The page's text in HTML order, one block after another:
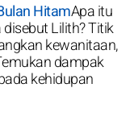
HitamApa itu
Lilith? Titik
kewanitaan,
dampak
kehidupan